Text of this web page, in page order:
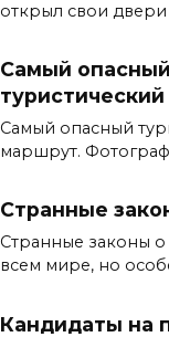
открыл свои
Самый опасный
Самый опасный
маршрут.
Странные
Странные законы о
всем мире, но
Кандидаты на